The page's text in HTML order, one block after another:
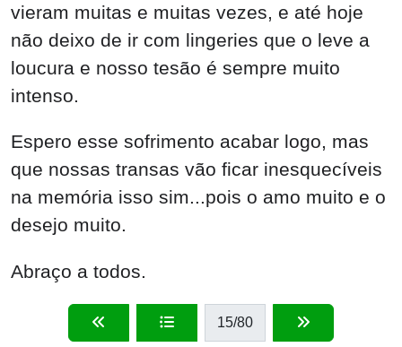
vieram muitas e muitas vezes, e até hoje
não deixo de ir com lingeries que o leve a
loucura e nosso tesão é sempre muito
intenso.
Espero esse sofrimento acabar logo, mas
que nossas transas vão ficar inesquecíveis
na memória isso sim...pois o amo muito e o
desejo muito.
Abraço a todos.
15/80